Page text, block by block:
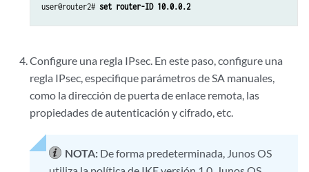
user@router2# set router-ID 10.0.0.2
Configure una regla IPsec. En este paso, configure una
regla IPsec, especifique parámetros de SA manuales,
como la dirección de puerta de enlace remota, las
propiedades de autenticación y cifrado, etc.
NOTA: De forma predeterminada, Junos OS